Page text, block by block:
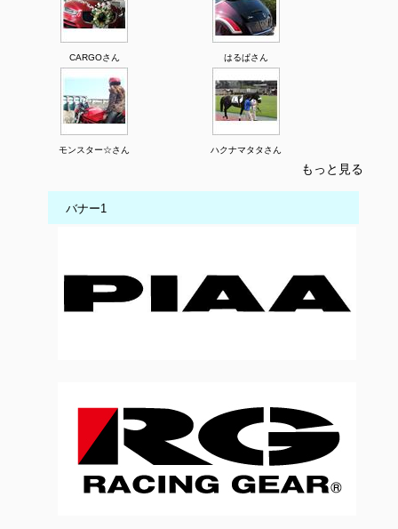
CARGOさん はるぱさん
モンスター☆さん ハクナマタタさん
もっと見る
バナー1